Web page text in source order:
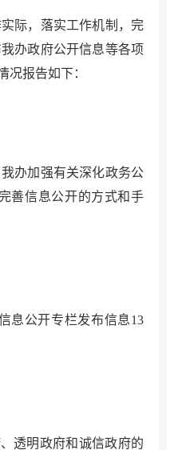
际，落实工作机制，完
办政府公开信息等各项
况报告如下：
办加强有关深化政务公
善信息公开的方式和手
息公开专栏发布信息13
透明政府和诚信政府的